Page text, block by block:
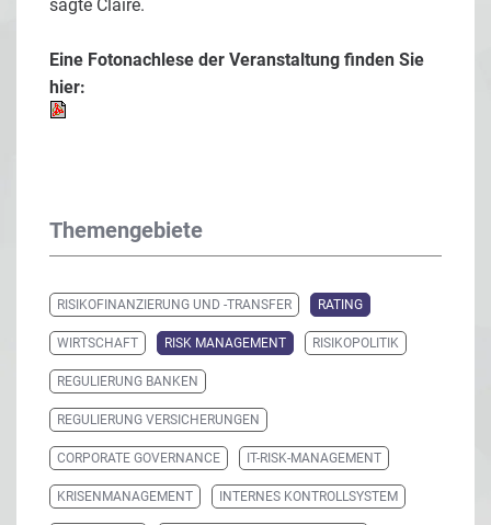
sagte Claire.
Eine Fotonachlese der Veranstaltung finden Sie
hier:
Themengebiete
RISIKOFINANZIERUNG UND -TRANSFER RATING
WIRTSCHAFT RISK MANAGEMENT RISIKOPOLITIK
REGULIERUNG BANKEN
REGULIERUNG VERSICHERUNGEN
CORPORATE GOVERNANCE IT-RISK-MANAGEMENT
KRISENMANAGEMENT INTERNES KONTROLLSYSTEM